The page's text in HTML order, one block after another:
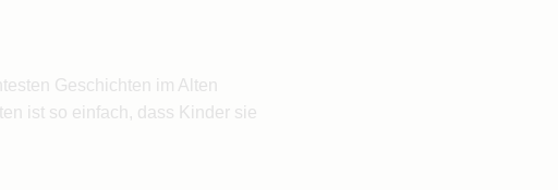
Geschichten im Alten
ist so einfach, dass Kinder sie